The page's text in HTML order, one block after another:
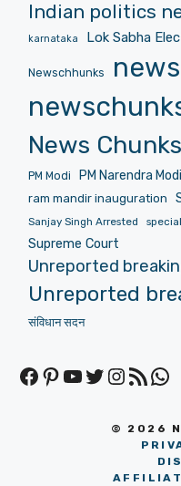
Indian politics
karnataka Lok Sabha
Newschhunks
News
PM Modi
PM Narendra Modi
ram mandir inauguration
Sanjay Singh Arrested
Supreme Court
Unreported
Unreported
संविधान सदन
Facebook
Pinterest
YouTube
Twitter
RSS Feed
© 2026